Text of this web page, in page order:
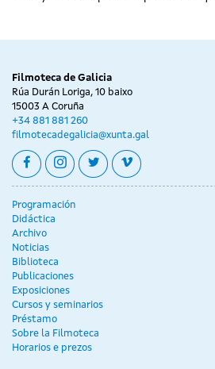
Filmoteca de Galicia
Rúa Durán Loriga, 10 baixo
15003 A Coruña
+34 881 881 260
filmotecadegalicia@xunta.gal
facebookinstagram
twittervimeo
Programación
Didáctica
Archivo
Noticias
Biblioteca
Publicaciones
Exposiciones
Cursos y seminarios
Préstamo
Sobre la Filmoteca
Horarios e prezos